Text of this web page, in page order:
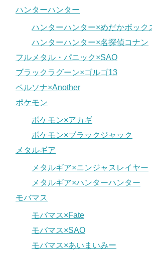
ハンターハンター
ハンターハンター×めだかボック
ハンターハンター×名探偵コナン
フルメタル・パニック×SAO
ブラックラグーン×ゴルゴ13
ペルソナ×Another
ポケモン
ポケモン×アカギ
ポケモン×ブラックジャック
メタルギア
メタルギア×ニンジャスレイヤー
メタルギア×ハンターハンター
モバマス
モバマス×Fate
モバマス×SAO
モバマス×あいまいみー